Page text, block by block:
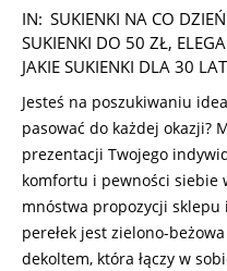
2024-
09-
25
IN: SUKIENKI NA CO DZIEŃ
SUKIENKI DO 50 ZŁ,
JAKIE SUKIENKI DLA 30
Jesteś na poszukiwaniu
pasować do każdej okazji?
prezentacji Twojego
komfortu i pewności siebie
mnóstwa propozycji
perełek jest zielono-
dekoltem, która łączy w